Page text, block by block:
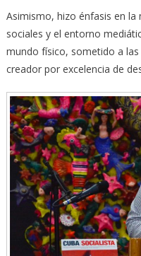
Asimismo, hizo énfasis en la
sociales y el entorno
mundo físico, sometido a
creador por excelencia de